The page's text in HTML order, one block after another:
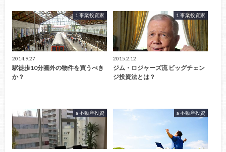
1 事業投資家
2014.9.27
駅徒歩10分圏外の物件を買うべき
か？
1 事業投資家
2015.2.12
ジム・ロジャーズ流 ビッグチェン
ジ投資法とは？
a 不動産投資 a 不動産投資